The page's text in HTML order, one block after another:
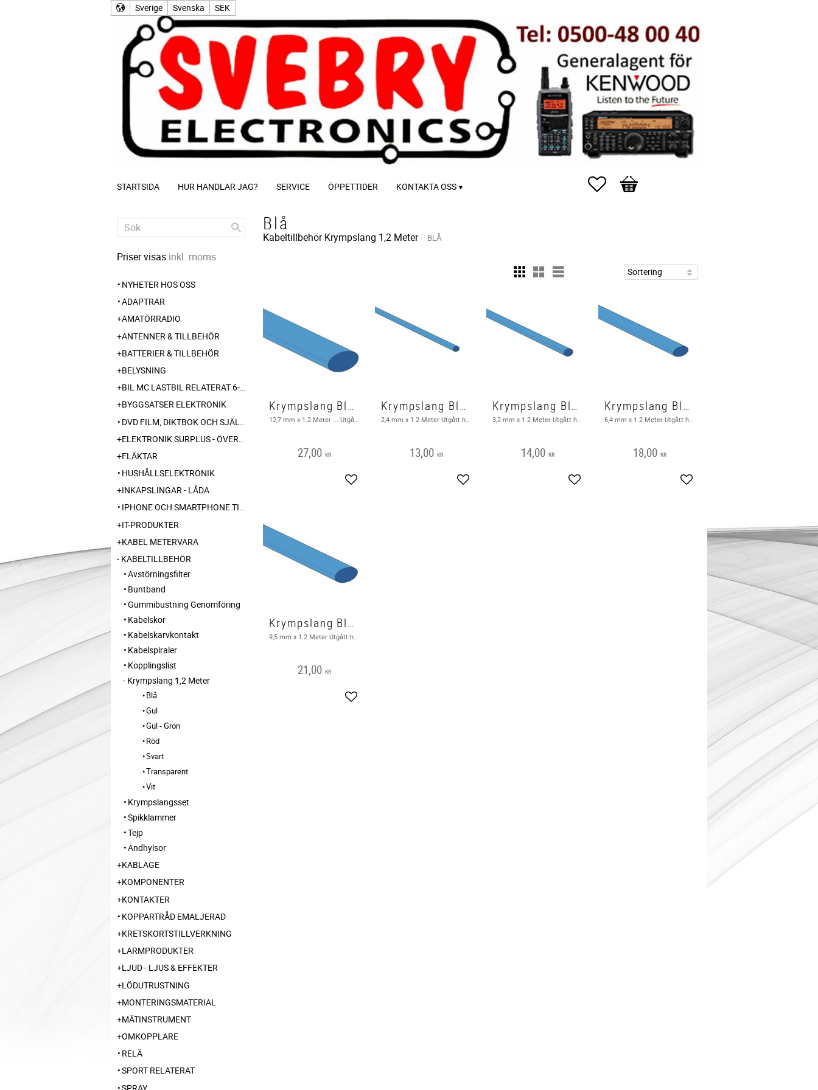
Sverige Svenska SEK
STARTSIDA HUR HANDLAR JAG? SERVICE ÖPPETTIDER KONTAKTA OSS Favoriter
Kundvagn
Blå
Kabeltillbehör Krympslang 1,2 Meter BLÅ
Krympslang Blå 12,7 mm 2:1
12,7 mm x 1.2 Meter ... Utgått hos leverantör
27,00 KR
Lägg till i favoriter
Krympslang Blå 2,4 mm 2:1
2,4 mm x 1.2 Meter Utgått hos leverantör
13,00 KR
Lägg till i favoriter
Krympslang Blå 3,2 mm 2:1
3,2 mm x 1.2 Meter Utgått hos leverantör
14,00 KR
Lägg till i favoriter
Krympslang Blå 6,4 mm 2:1
6,4 mm x 1.2 Meter Utgått hos leverantör
18,00 KR
Lägg till i favoriter
Krympslang Blå 9,5 mm 2:1
21,00 KR
Lägg till i favoriter
Priser visas inkl. moms
NYHETER HOS OSS
ADAPTRAR
AMATÖRRADIO
ANTENNER & TILLBEHÖR
BATTERIER & TILLBEHÖR
BELYSNING
BIL MC LASTBIL RELATERAT 6-12-24 240V
BYGGSATSER ELEKTRONIK
DVD FILM, DIKTBOK OCH SJÄLVBIOGRAFI FRÅN SKARABORG
ELEKTRONIK SURPLUS - ÖVERSKOTT
FLÄKTAR
HUSHÅLLSELEKTRONIK
INKAPSLINGAR - LÅDA
IPHONE OCH SMARTPHONE TILLBEHÖR
IT-PRODUKTER
KABEL METERVARA
KABELTILLBEHÖR
Avstörningsfilter
Buntband
Gummibustning Genomföring
Kabelskor
Kabelskarvkontakt
Kabelspiraler
Kopplingslist
Krympslang 1,2 Meter
Blå
Gul
Gul - Grön
Röd
Svart
Transparent
Vit
Krympslangsset
Spikklammer
Tejp
Ändhylsor
KABLAGE
KOMPONENTER
KONTAKTER
KOPPARTRÅD EMALJERAD
KRETSKORTSTILLVERKNING
LARMPRODUKTER
LJUD - LJUS & EFFEKTER
LÖDUTRUSTNING
MONTERINGSMATERIAL
MÄTINSTRUMENT
OMKOPPLARE
RELÄ
SPORT RELATERAT
SPRAY